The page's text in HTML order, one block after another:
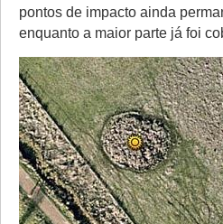
pontos de impacto ainda
enquanto a maior parte já foi